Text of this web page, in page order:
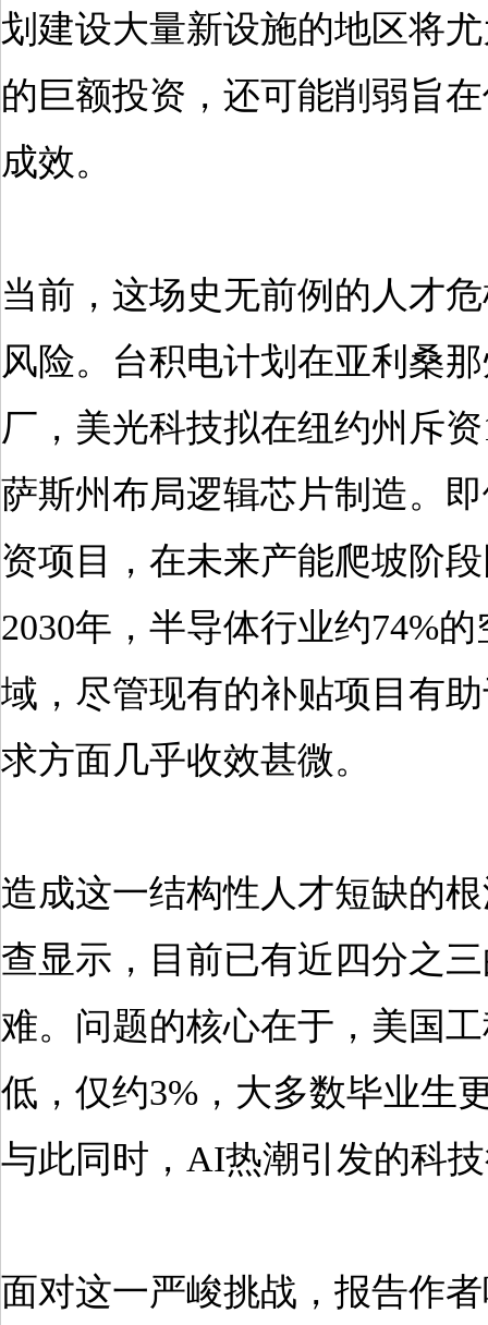
划建设大量新设施的地区将
的巨额投资，还可能削弱旨
成效。
当前，这场史无前例的人才
风险。台积电计划在亚利桑
厂，美光科技拟在纽约州斥
萨斯州布局逻辑芯片制造。
资项目，在未来产能爬坡阶
2030年，半导体行业约74%
域，尽管现有的补贴项目有
求方面几乎收效甚微。
造成这一结构性人才短缺的
查显示，目前已有近四分之
难。问题的核心在于，美国
低，仅约3%，大多数毕业生
与此同时，AI热潮引发的科
面对这一严峻挑战，报告作